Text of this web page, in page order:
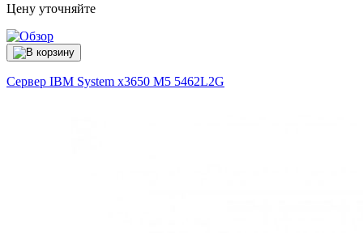
Цену уточняйте
Сервер IBM System x3650 M5 5462L2G